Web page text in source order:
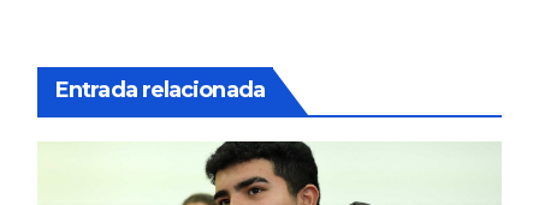
Entrada relacionada